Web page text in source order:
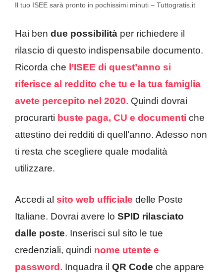
Il tuo ISEE sarà pronto in pochissimi minuti – Tuttogratis.it
Hai ben due possibilità per richiedere il
rilascio di questo indispensabile documento.
Ricorda che l’ISEE di quest’anno si
riferisce al reddito che tu e la tua famiglia
avete percepito nel 2020. Quindi dovrai
procurarti buste paga, CU e documenti che
attestino dei redditi di quell’anno. Adesso non
ti resta che scegliere quale modalità
utilizzare.
Accedi al sito web ufficiale delle Poste
Italiane. Dovrai avere lo SPID rilasciato
dalle poste. Inserisci sul sito le tue
credenziali, quindi nome utente e
password. Inquadra il QR Code che appare